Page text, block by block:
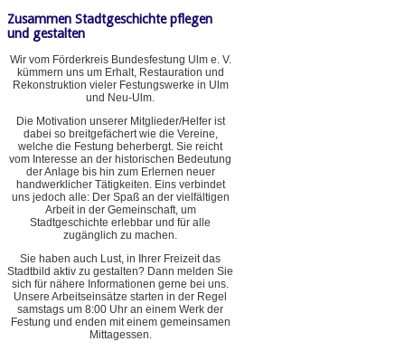
Zusammen Stadtgeschichte pflegen
und gestalten
Wir vom Förderkreis Bundesfestung Ulm e. V.
kümmern uns um Erhalt, Restauration und
Rekonstruktion vieler Festungswerke in Ulm
und Neu-Ulm.
Die Motivation unserer Mitglieder/Helfer ist
dabei so breitgefächert wie die Vereine,
welche die Festung beherbergt. Sie reicht
vom Interesse an der historischen Bedeutung
der Anlage bis hin zum Erlernen neuer
handwerklicher Tätigkeiten. Eins verbindet
uns jedoch alle: Der Spaß an der vielfältigen
Arbeit in der Gemeinschaft, um
Stadtgeschichte erlebbar und für alle
zugänglich zu machen.
Sie haben auch Lust, in Ihrer Freizeit das
Stadtbild aktiv zu gestalten? Dann melden Sie
sich für nähere Informationen gerne bei uns.
Unsere Arbeitseinsätze starten in der Regel
samstags um 8:00 Uhr an einem Werk der
Festung und enden mit einem gemeinsamen
Mittagessen.